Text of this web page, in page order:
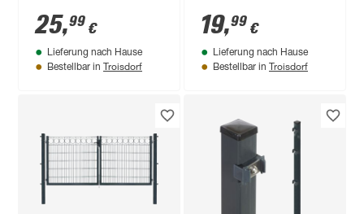
'Essential' anthrazit
4 x 4 x 211,5 cm
25,99 €
Lieferung nach Hause
Bestellbar in Troisdorf
'Exclusive' anthrazit
6 x 4 x 140 cm
19,99 €
Lieferung nach Hause
Bestellbar in Troisdorf